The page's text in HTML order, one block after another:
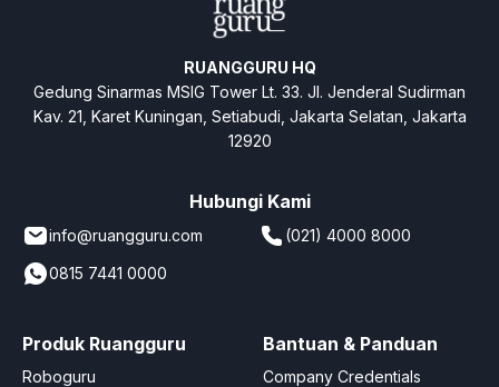
RUANGGURU HQ
Gedung Sinarmas MSIG Tower Lt. 33. Jl. Jenderal Sudirman
Kav. 21, Karet Kuningan, Setiabudi, Jakarta Selatan, Jakarta
12920
Hubungi Kami
info@ruangguru.com
(021) 4000 8000
0815 7441 0000
Produk Ruangguru
Roboguru
Bantuan & Panduan
Company Credentials